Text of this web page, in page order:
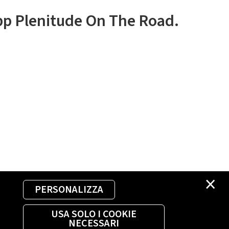
×
PERSONALIZZA
USA SOLO I COOKIE
NECESSARI
Plenitude On The Road.